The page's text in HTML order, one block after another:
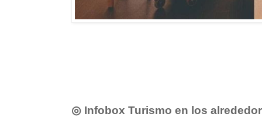
◎ Infobox Turismo en los